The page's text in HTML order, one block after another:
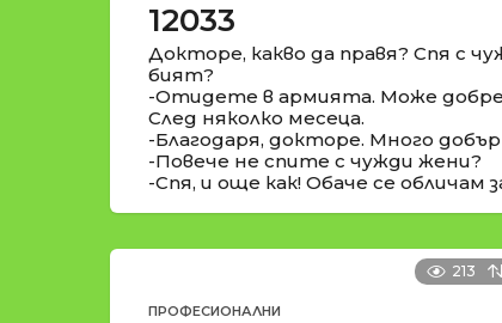
12033
Докторе, какво да правя? Спя с
бият?
-Отидете в армията. Може добре
След няколко месеца.
-Благодаря, докторе. Много
-Повече не спите с чужди жени?
-Спя, и още как! Обаче се обличам
213
ПРОФЕСИОНАЛНИ